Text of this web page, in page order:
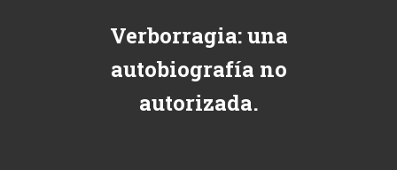
Verborragia: una
autobiografía no
autorizada.